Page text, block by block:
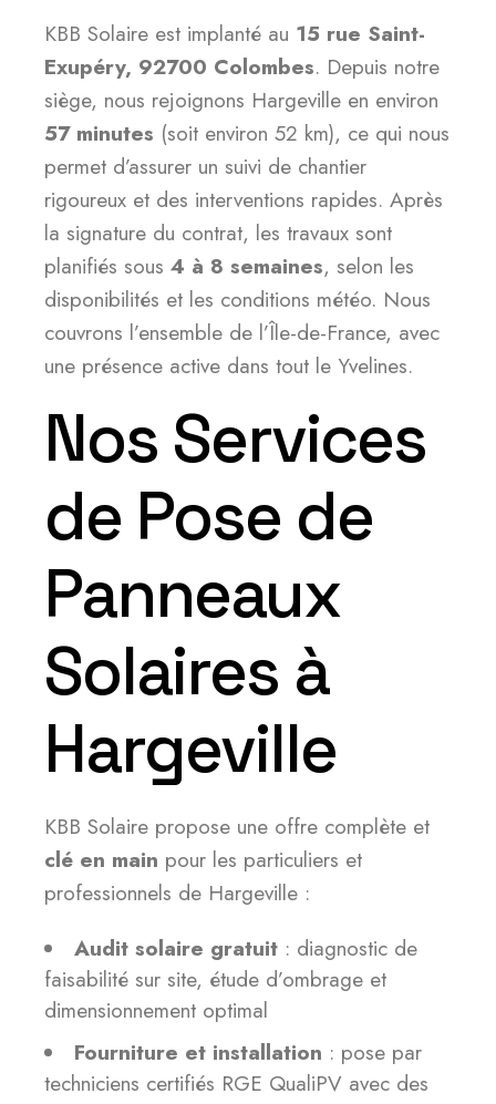
KBB Solaire est implanté au 15 rue Saint-
Exupéry, 92700 Colombes. Depuis notre
siège, nous rejoignons Hargeville en environ
57 minutes (soit environ 52 km), ce qui nous
permet d’assurer un suivi de chantier
rigoureux et des interventions rapides. Après
la signature du contrat, les travaux sont
planifiés sous 4 à 8 semaines, selon les
disponibilités et les conditions météo. Nous
couvrons l’ensemble de l’Île-de-France, avec
une présence active dans tout le Yvelines.
Nos Services
de Pose de
Panneaux
Solaires à
Hargeville
KBB Solaire propose une offre complète et
clé en main pour les particuliers et
professionnels de Hargeville :
Audit solaire gratuit : diagnostic de
faisabilité sur site, étude d’ombrage et
dimensionnement optimal
Fourniture et installation : pose par
techniciens certifiés RGE QualiPV avec des